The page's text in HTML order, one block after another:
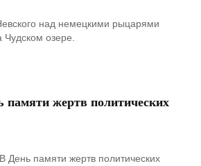
над немецкими рыцарями
Чудском озере.
памяти жертв политических
День памяти жертв политических